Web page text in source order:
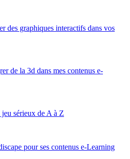
des graphiques interactifs dans vos
de la 3d dans mes contenus e-
sérieux de A à Z
pour ses contenus e-Learning